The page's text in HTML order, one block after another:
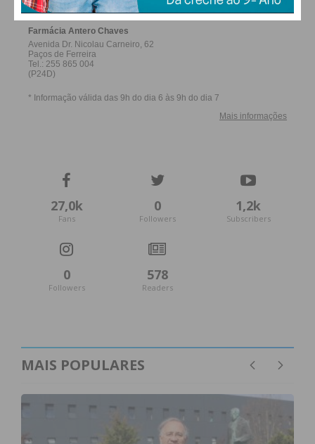
27,0k
Fans
0
Followers
1,2k
Subscribers
0
Followers
578
Readers
MAIS POPULARES